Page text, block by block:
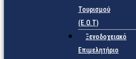
Τουρισμού
(Ε.Ο.Τ)
Ξενοδοχειακό
Επιμελητήριο